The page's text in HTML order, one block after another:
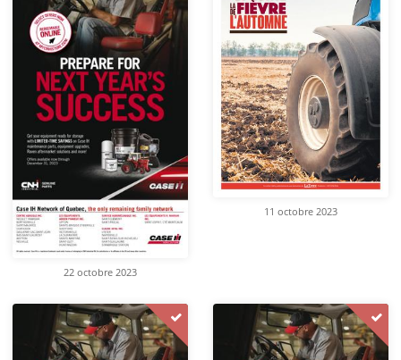
22 octobre 2023
11 octobre 2023